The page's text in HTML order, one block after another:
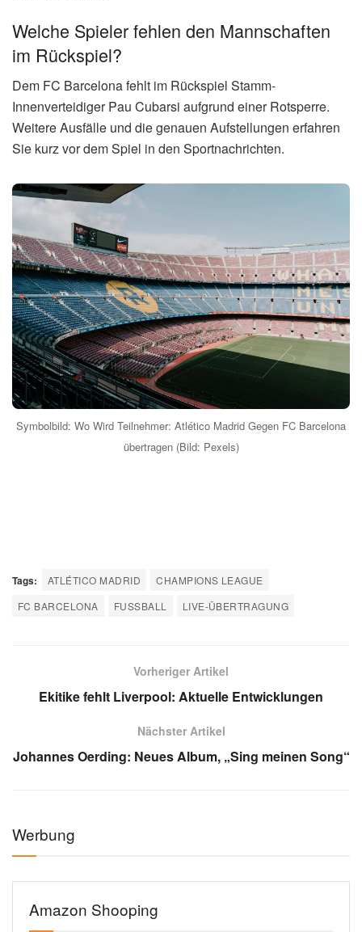
Welche Spieler fehlen den Mannschaften
im Rückspiel?
Dem FC Barcelona fehlt im Rückspiel Stamm-
Innenverteidiger Pau Cubarsi aufgrund einer Rotsperre.
Weitere Ausfälle und die genauen Aufstellungen erfahren
Sie kurz vor dem Spiel in den Sportnachrichten.
Symbolbild: Wo Wird Teilnehmer: Atlético Madrid Gegen FC Barcelona
übertragen (Bild: Pexels)
Tags: ATLÉTICO MADRID
CHAMPIONS LEAGUE
FC BARCELONA
FUSSBALL LIVE-ÜBERTRAGUNG
Vorheriger Artikel
Ekitike fehlt Liverpool: Aktuelle Entwicklungen
Nächster Artikel
Johannes Oerding: Neues Album, „Sing meinen Song“
Werbung
Amazon Shooping